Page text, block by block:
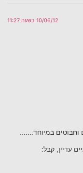
10/06/12 בשעה 11:27
וחבוטים במיוחד…….
עדיין, קבל: